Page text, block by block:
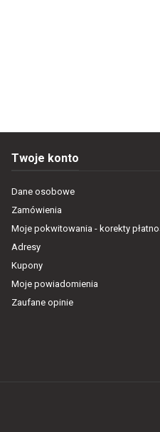
Twoje konto
Dane osobowe
Zamówienia
Moje pokwitowania - korekty
Adresy
Kupony
Moje powiadomienia
Zaufane opinie